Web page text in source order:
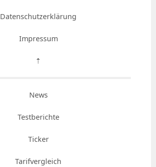
Datenschutzerklärung
Impressum
⇡
News
Testberichte
Ticker
Tarifvergleich